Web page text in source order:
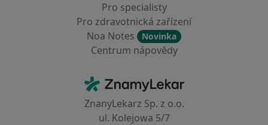
Pro specialisty
Pro zdravotnická zařízení
Noa Notes
Novinka
Centrum nápovědy
ZnamyLekar - Hlavní stránka
ZnanyLekarz Sp. z o.o.
ul. Kolejowa 5/7